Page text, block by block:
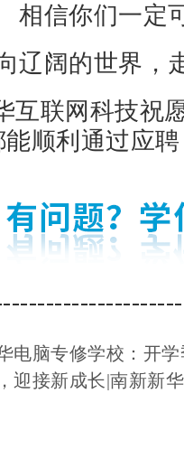
相信你们一定
辽阔的世界，
互联网科技祝
能顺利通过应
电脑专修学校：开
迎接新成长|南新新